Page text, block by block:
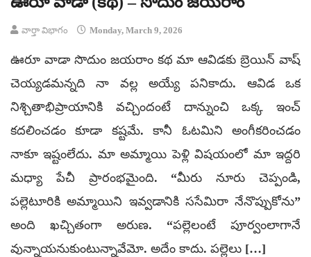
వార్తా విభాగం Monday, March 9, 2026
ఊరూ వాడా సొదుం జయరాం కథ మా ఆవిడకు బ్రెయిన్ వాష్
చెయ్యడమన్నది నా వల్ల అయ్యే పనికాదు. ఆవిడ ఒక
నిశ్చితాభిప్రాయానికి వచ్చిందంటే దాన్నుంచి ఒక్క ఇంచ్
కదలించడం కూడా కష్టమే. కానీ ఓటమిని అంగీకరించడం
నాకూ ఇష్టంలేదు. మా అమ్మాయి పెళ్లి విషయంలో మా ఇద్దరి
మధ్యా పేచీ ప్రారంభమైంది. “మీరు నూరు చెప్పండి,
పల్లెటూరికి అమ్మాయిని ఇవ్వడానికి ససేమిరా నేనొప్పుకోను”
అంది ఖచ్చితంగా అరుణ. “పల్లెలంటే పూర్వంలాగానే
వున్నాయనుకుంటున్నావేమో. అదేం కాదు. పల్లెలు […]